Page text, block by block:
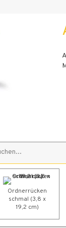
Ordnerrücken
schmal (3,8 x
19,2 cm)